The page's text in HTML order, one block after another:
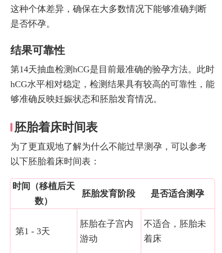
这种个体差异，确保在大多数情况下能够准确判断
是否怀孕。
结果可靠性
第14天抽血检测hCG是目前最准确的验孕方法。此时
hCG水平相对稳定，检测结果具有较高的可靠性，能
够准确反映妊娠状态和胚胎发育情况。
胚胎着床时间表
为了更直观地了解为什么不能过早测孕，可以参考
以下胚胎着床时间表：
时间（移植后天
数）
胚胎发育阶段 是否适合测孕
第1 - 3天
胚胎在子宫内
游动
不适合，胚胎未
着床